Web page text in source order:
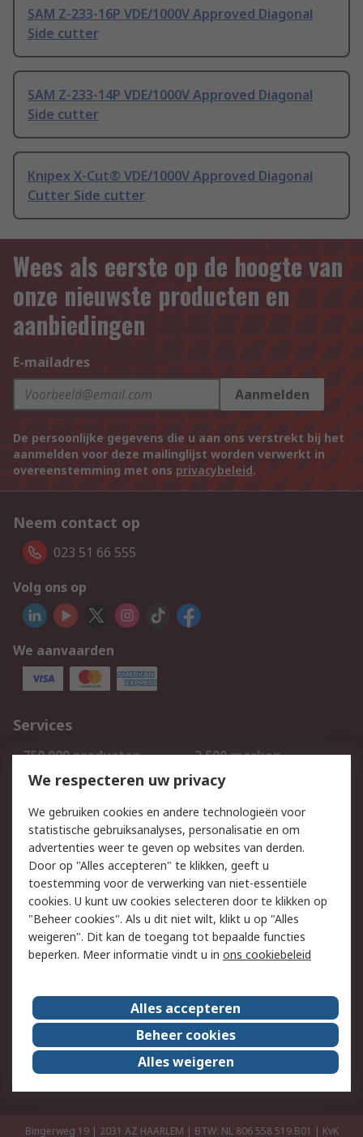
SAM Z-233-16P VDE/1000V Approved Diagonal
Side cutter
SAM Z-233-14P VDE/1000V Approved Diagonal
Side cutter
Knipex X-Cut® VDE/1000V Approved Diagonal
Cutter Side cutter
Wees als eerste op de hoogte van
onze nieuwste producten en
aanbiedingen
E-mailadres
Aanmelden
De persoonlijke gegevens die u aan ons verstrekt bij het
aanmelden voor deze mailinglijst worden verwerkt in
overeenstemming met ons privacybeleid.
Neem contact op
023 51 66 555
Volg ons op
We aanvaarden
Services
750.000 producten
2.500 merken
Bestellen
Inkoopoplossingen
Track & Trace
Wettelijk
Cookiebeleid
Email veiligheid
Privacybeleid
Websitevoorwaarden
Algemene
verkoopvoorwaarden
Over RS
RS Group
Over ons
RS wereldwijd
Werken bij RS
ESG
Bingerweg 19 | 2031 AZ HAARLEM | BTW: NL 806 558 519.B01 | KvK
We respecteren uw privacy
We gebruiken cookies en andere technologieën voor
statistische gebruiksanalyses, personalisatie en om
advertenties weer te geven op websites van derden.
Door op "Alles accepteren" te klikken, geeft u
toestemming voor de verwerking van niet-essentiële
cookies. U kunt uw cookies selecteren door te klikken op
"Beheer cookies". Als u dit niet wilt, klikt u op "Alles
weigeren". Dit kan de toegang tot bepaalde functies
beperken. Meer informatie vindt u in ons cookiebeleid
Alles accepteren
Beheer cookies
Alles weigeren